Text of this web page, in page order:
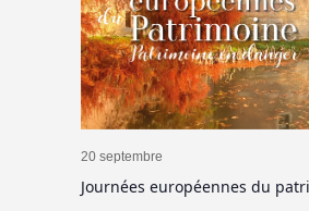
Journées européennes du
20 septembre